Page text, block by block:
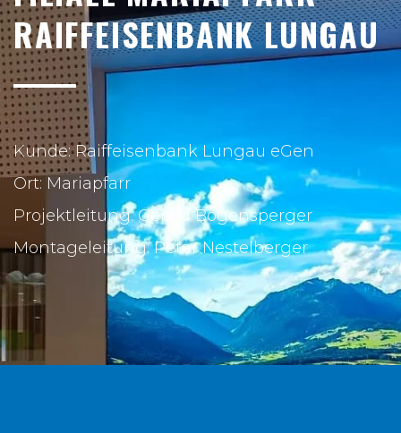
RAIFFEISENBANK LUNGAU
Kunde: Raiffeisenbank Lungau eGen
Ort: Mariapfarr
Projektleitung: Gerald Bogensperger
Montageleitung: Peter Nestelberger